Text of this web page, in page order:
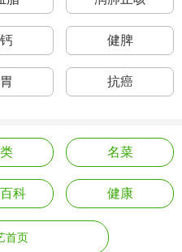
健脾
抗癌
名菜
科 健康
首页